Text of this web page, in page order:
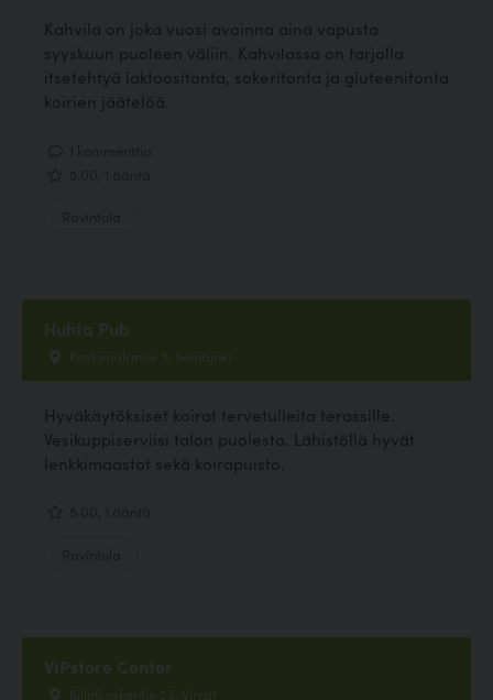
Kahvila on joka vuosi avoinna aina vapusta
syyskuun puoleen väliin. Kahvilassa on tarjolla
itsetehtyä laktoositonta, sokeritonta ja gluteenitonta
koirien jäätelöä.
Huhta Pub
Koskenalantie 5, Seinäjoki
Hyväkäytöksiset koirat tervetulleita terassille.
Vesikuppiserviisi talon puolesta. Lähistöllä hyvät
lenkkimaastot sekä koirapuisto.
VIPstore Center
Killinkoskentie 23, Virrat